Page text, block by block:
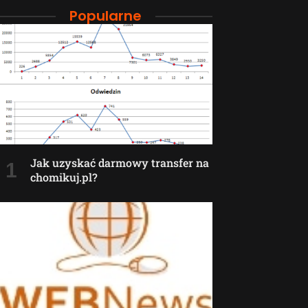
Popularne
Jak uzyskać darmowy transfer na
chomikuj.pl?